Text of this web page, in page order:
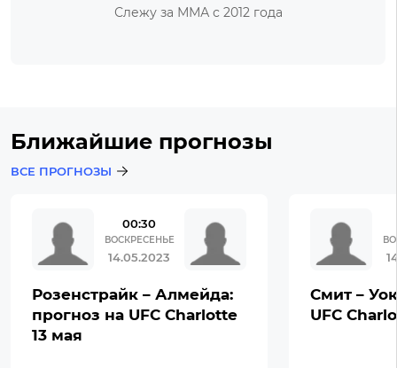
Слежу за ММА с 2012 года
Ближайшие прогнозы
ВСЕ ПРОГНОЗЫ
00:30
ВОСКРЕСЕНЬЕ
14.05.2023
Розенстрайк – Алмейда:
прогноз на UFC Charlotte
13 мая
Смит –
UFC